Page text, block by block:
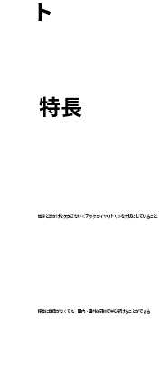
ト
​特長
挨拶と声かけを欠かさない＜アタタカイヤリトリ≫を大切にしていること
保育に自信がなくても、園内・園外の研修で学び続けることができる